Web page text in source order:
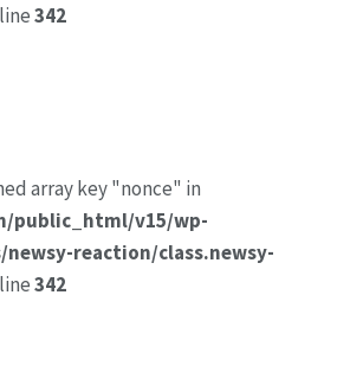
342
array key "nonce" in
public_html/v15/wp-
reaction/class.newsy-
342